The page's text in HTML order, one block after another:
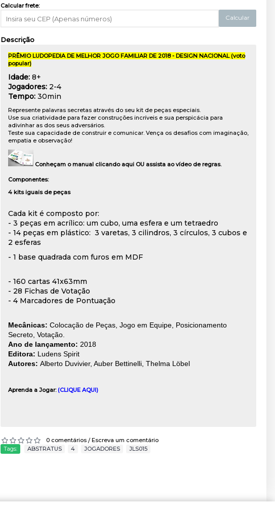
Calcular frete:
Calcular
Descrição
PRÊMIO LUDOPEDIA DE MELHOR JOGO FAMILIAR DE 2018 - DESIGN NACIONAL (voto
popular)
Idade: 8+
Jogadores: 2-4
Tempo: 30min
Represente palavras secretas através do seu kit de peças especiais.
Use sua criatividade para fazer construções incríveis e sua perspicácia para
adivinhar as dos seus adversários.
Teste sua capacidade de construir e comunicar. Vença os desafios com imaginação,
empatia e observação!
Conheçam o manual clicando aqui OU assista aovídeo de regras.
Componentes:
4 kits iguais de peças
Cada kit é composto por:
- 3 peças em acrílico: um cubo, uma esfera e um tetraedro
- 14 peças em plástico: 3 varetas, 3 cilindros, 3 círculos, 3 cubos e
2 esferas
- 1 base quadrada com furos em MDF
- 160 cartas 41x63mm
- 28 Fichas de Votação
- 4 Marcadores de Pontuação
Mecânicas: Colocação de Peças, Jogo em Equipe, Posicionamento
Secreto, Votação.
Ano de lançamento: 2018
Editora: Ludens Spirit
Autores: Alberto Duvivier, Auber Bettinelli, Thelma Löbel
Aprenda a Jogar:(CLIQUE AQUI)
0 comentários / Escreva um comentário
Tags:
ABSTRATUS 4 JOGADORES JLS015